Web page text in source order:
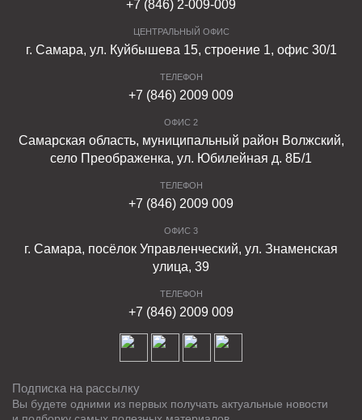
+7 (846) 2-009-009
ЦЕНТРАЛЬНЫЙ ОФИС
г. Самара, ул. Куйбышева 15, строение 1, офис 30/1
ТЕЛЕФОН
+7 (846) 2009 009
ОФИС 2
Самарская область, муниципальный район Волжский,
село Преображенка, ул. Юбилейная д. 8Б/1
ТЕЛЕФОН
+7 (846) 2009 009
ОФИС 3
г. Самара, посёлок Управленческий, ул. Знаменская
улица, 39
ТЕЛЕФОН
+7 (846) 2009 009
Подписка на рассылку
Вы будете одними из первых получать актуальные новости